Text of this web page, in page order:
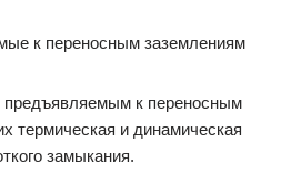
к переносным заземлениям
к переносным
термическая и динамическая
замыкания.